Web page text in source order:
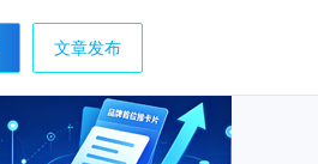
文章发布